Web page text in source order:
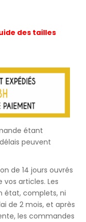
des tailles
étant
peuvent
de 14 jours ouvrés
articles. Les
état, complets, ni
de 2 mois, et après
les commandes